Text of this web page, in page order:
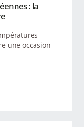
: la
une occasion